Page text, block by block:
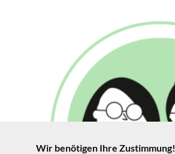
Wir benötigen Ihre Zustimmung!